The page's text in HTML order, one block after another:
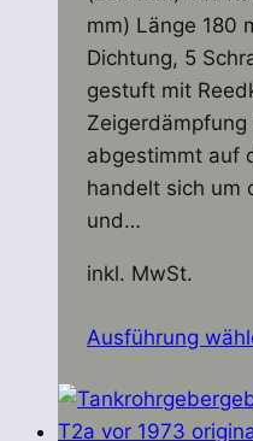
mm) Länge 180
Dichtung, 5
gestuft mit
abgestimmt auf
handelt sich um
und…
inkl. MwSt.
Ausführung